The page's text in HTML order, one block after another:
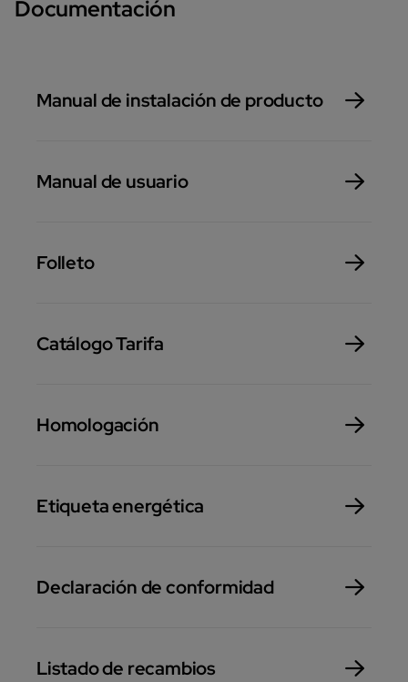
Documentación
Manual de instalación de producto
Manual de usuario
Folleto
Catálogo Tarifa
Homologación
Etiqueta energética
Declaración de conformidad
Listado de recambios